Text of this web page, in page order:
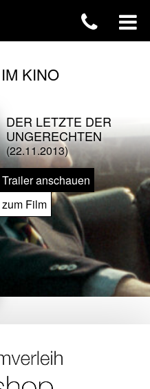
KINO
DER LETZTE DER
UNGERECHTEN
(22.11.2013)
Trailer anschauen
zum Film